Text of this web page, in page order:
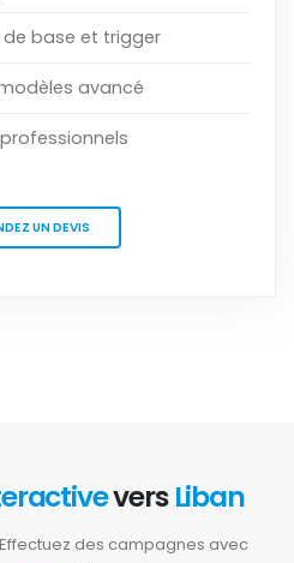
base et trigger
avancé
UN DEVIS
versLiban
des campagnes avec